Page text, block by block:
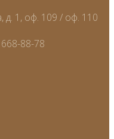
д. 1, оф. 109 / оф. 110
88-78